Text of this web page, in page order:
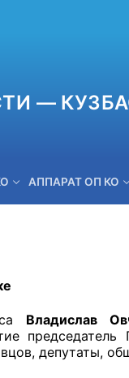
—
АППАРАТ ОП КО
СВЯЗЬ
Владислав
председатель
депутаты,